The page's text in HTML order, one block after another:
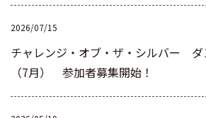
2026/07/15
チャレンジ・オブ・ザ・シルバー ダ
（7月） 参加者募集開始！